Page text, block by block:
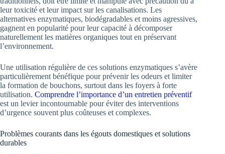
leur toxicité et leur impact sur les canalisations. Les
alternatives enzymatiques, biodégradables et moins agressives,
gagnent en popularité pour leur capacité à décomposer
naturellement les matières organiques tout en préservant
l’environnement.
Une utilisation régulière de ces solutions enzymatiques s’avère
particulièrement bénéfique pour prévenir les odeurs et limiter
la formation de bouchons, surtout dans les foyers à forte
utilisation. Comprendre l’importance d’un entretien préventif
est un levier incontournable pour éviter des interventions
d’urgence souvent plus coûteuses et complexes.
Problèmes courants dans les égouts domestiques et solutions
durables